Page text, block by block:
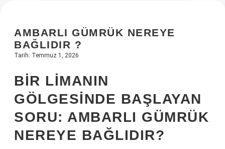
Hakkımızda
AMBARLI GÜMRÜK NEREYE
BAĞLIDIR ?
Tarih: Temmuz 1, 2026
BIR LIMANIN
GÖLGESINDE BAŞLAYAN
SORU: AMBARLI GÜMRÜK
NEREYE BAĞLIDIR?